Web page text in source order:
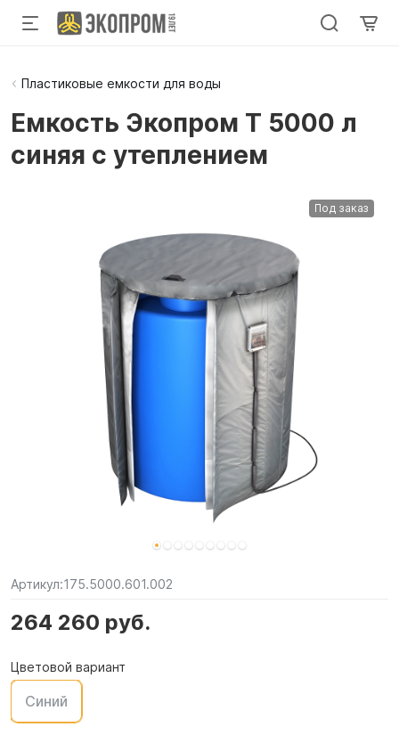
Пластиковые емкости для воды
Емкость Экопром T 5000 л
синяя с утеплением
Под заказ
Артикул:175.5000.601.002
264 260 руб.
Цветовой вариант
Синий